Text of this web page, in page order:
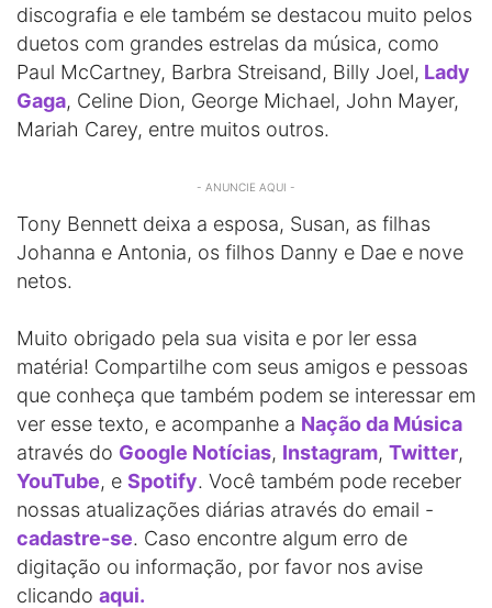
discografia e ele também se destacou muito pelos
duetos com grandes estrelas da música, como
Paul McCartney, Barbra Streisand, Billy Joel, Lady
Gaga, Celine Dion, George Michael, John Mayer,
Mariah Carey, entre muitos outros.
- ANUNCIE AQUI -
Tony Bennett deixa a esposa, Susan, as filhas
Johanna e Antonia, os filhos Danny e Dae e nove
netos.
Muito obrigado pela sua visita e por ler essa
matéria! Compartilhe com seus amigos e pessoas
que conheça que também podem se interessar em
ver esse texto, e acompanhe a Nação da Música
através do Google Notícias, Instagram, Twitter,
YouTube, e Spotify. Você também pode receber
nossas atualizações diárias através do email -
cadastre-se. Caso encontre algum erro de
digitação ou informação, por favor nos avise
clicando aqui.